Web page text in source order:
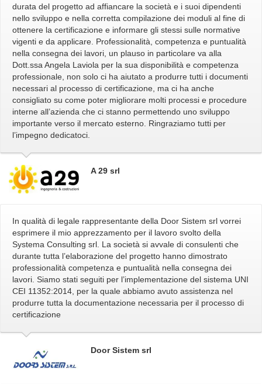
durata del progetto ad affiancare la società e i suoi dipendenti
nello sviluppo e nella corretta compilazione dei moduli al fine di
ottenere la certificazione e informare gli stessi sulle normative
vigenti e da applicare. Professionalità, competenza e puntualità
nella consegna dei lavori, un plauso in particolare va alla
Dott.ssa Angela Laviola per la sua disponibilità e competenza
professionale, non solo ci ha aiutato a produrre tutti i documenti
necessari al processo di certificazione, ma ci ha anche
consigliato su come poter migliorare molti processi e procedure
interne all’azienda che ci stanno permettendo uno sviluppo
importante verso il mercato esterno. Ringraziamo tutti per
l’impegno dedicatoci.
A 29 srl
In qualità di legale rappresentante della Door Sistem srl vorrei
esprimere il mio apprezzamento per il lavoro svolto della
Systema Consulting srl. La società si avvale di consulenti che
durante tutta l’elaborazione del progetto hanno dimostrato
professionalità competenza e puntualità nella consegna dei
lavori. Siamo stati seguiti per l’implementazione del sistema UNI
CEI 11352:2014, per la quale abbiamo avuto assistenza nel
produrre tutta la documentazione necessaria per il processo di
certificazione
Door Sistem srl